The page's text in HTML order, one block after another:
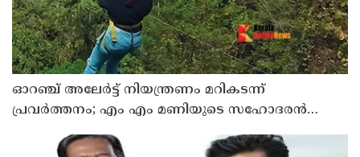
ഓറഞ്ച് അലേര്‍ട്ട് നിയന്ത്രണം മറികടന്ന്
പ്രവര്‍ത്തനം; എം എം മണിയുടെ സഹോദരന്‍